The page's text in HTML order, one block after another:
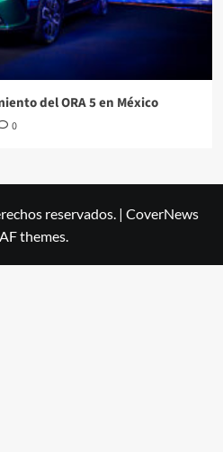
del ORA 5 en México
0
reservados. | CoverNews
themes.